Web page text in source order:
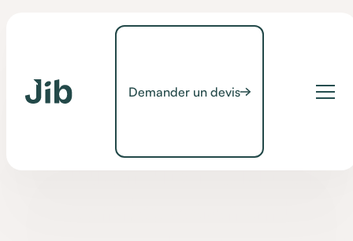
Demander un devis
Conseils
solution JIB HOME : le